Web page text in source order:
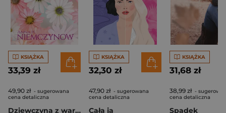
KSIĄŻKA
33,39 zł
49,90 zł - sugerowana
cena detaliczna
Dziewczyna z warkoczami
KSIĄŻKA
32,30 zł
47,90 zł - sugerowana
cena detaliczna
Cała ja
KSIĄŻKA
31,68 zł
38,99 zł -
cena detaliczna
Spadek